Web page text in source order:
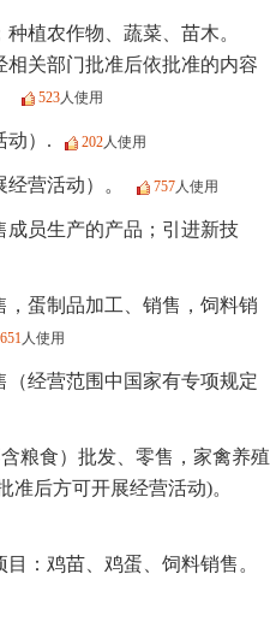
植农作物、蔬菜、苗木。
相关部门批准后依批准的内容
523 人使用
动）. 202 人使用
营活动）。 757 人使用
员生产的产品；引进新技
蛋制品加工、销售，饲料销
651 人使用
（经营范围中国家有专项规定
粮食）批发、零售，家禽养殖
后方可开展经营活动)。
：鸡苗、鸡蛋、饲料销售。